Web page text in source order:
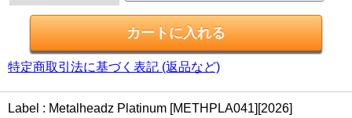
特定商取引法に基づく表記 (返品など)
Label : Metalheadz Platinum [METHPLA041][2026]